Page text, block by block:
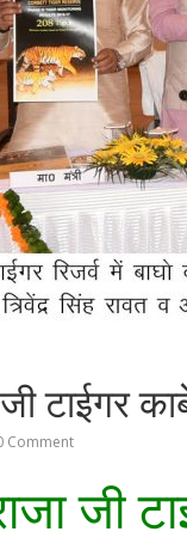
टाईगर
Comment
जी